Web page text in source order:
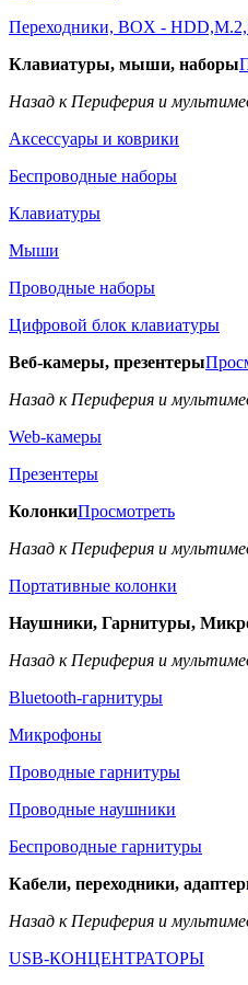
Переходники, BOX -
Клавиатуры, мыши, наборы
Назад к Периферия и
Аксессуары и коврики
Беспроводные наборы
Клавиатуры
Мыши
Проводные наборы
Цифровой блок клавиатуры
Веб-камеры, презентеры
Назад к Периферия и
Web-камеры
Презентеры
КолонкиПросмотреть
Назад к Периферия и
Портативные колонки
Наушники, Гарнитуры,
Назад к Периферия и
Bluetooth-гарнитуры
Микрофоны
Проводные гарнитуры
Проводные наушники
Беспроводные гарнитуры
Кабели, переходники,
Назад к Периферия и
USB-КОНЦЕНТРАТОРЫ